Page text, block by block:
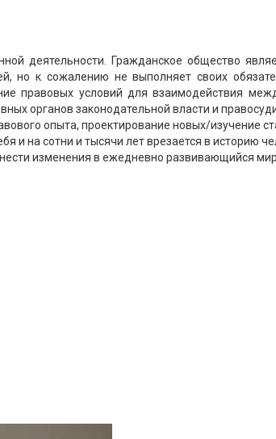
деятельности. Гражданское общество
но к сожалению не выполняет своих
правовых условий для взаимодействия
органов законодательной власти и
опыта, проектирование новых/изучение
и на сотни и тысячи лет врезается в историю
изменения в ежедневно развивающийся мир.